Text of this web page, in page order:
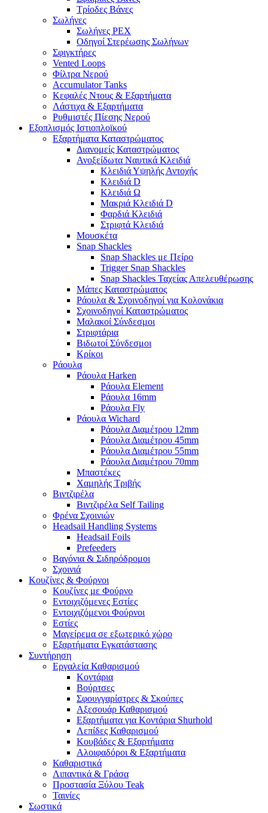
Τρίοδες Βάνες
Σωλήνες
Σωλήνες PEX
Οδηγοί Στερέωσης Σωλήνων
Σφιγκτήρες
Vented Loops
Φίλτρα Νερού
Accumulator Tanks
Κεφαλές Ντους & Εξαρτήματα
Λάστιχα & Εξαρτήματα
Ρυθμιστές Πίεσης Νερού
Εξοπλισμός Ιστιοπλοϊκού
Εξαρτήματα Καταστρώματος
Διανομείς Καταστρώματος
Ανοξείδωτα Ναυτικά Κλειδιά
Κλειδιά Υψηλής Αντοχής
Κλειδιά D
Κλειδιά Ω
Μακριά Κλειδιά D
Φαρδιά Κλειδιά
Στριφτά Κλειδιά
Μουσκέτα
Snap Shackles
Snap Shackles με Πείρο
Trigger Snap Shackles
Snap Shackles Ταχείας Απελευθέρωσης
Μάπες Καταστρώματος
Ράουλα & Σχοινοδηγοί για Κολονάκια
Σχοινοδηγοί Καταστρώματος
Μαλακοί Σύνδεσμοι
Στριφτάρια
Βιδωτοί Σύνδεσμοι
Κρίκοι
Ράουλα
Ράουλα Harken
Ράουλα Element
Ράουλα 16mm
Ράουλα Fly
Ράουλα Wichard
Ράουλα Διαμέτρου 12mm
Ράουλα Διαμέτρου 45mm
Ράουλα Διαμέτρου 55mm
Ράουλα Διαμέτρου 70mm
Μπαστέκες
Χαμηλής Τριβής
Βιντζιρέλα
Βιντζιρέλα Self Tailing
Φρένα Σχοινιών
Headsail Handling Systems
Headsail Foils
Prefeeders
Βαγόνια & Σιδηρόδρομοι
Σχοινιά
Κουζίνες & Φούρνοι
Κουζίνες με Φούρνο
Εντοιχιζόμενες Εστίες
Εντοιχιζόμενοι Φούρνοι
Εστίες
Μαγείρεμα σε εξωτερικό χώρο
Εξαρτήματα Εγκατάστασης
Συντήρηση
Εργαλεία Καθαρισμού
Κοντάρια
Βούρτσες
Σφουγγαρίστρες & Σκούπες
Αξεσουάρ Καθαρισμού
Εξαρτήματα για Κοντάρια Shurhold
Λεπίδες Καθαρισμού
Κουβάδες & Εξαρτήματα
Αλοιφαδόροι & Εξαρτήματα
Καθαριστικά
Λιπαντικά & Γράσα
Προστασία Ξύλου Teak
Ταινίες
Σωστικά